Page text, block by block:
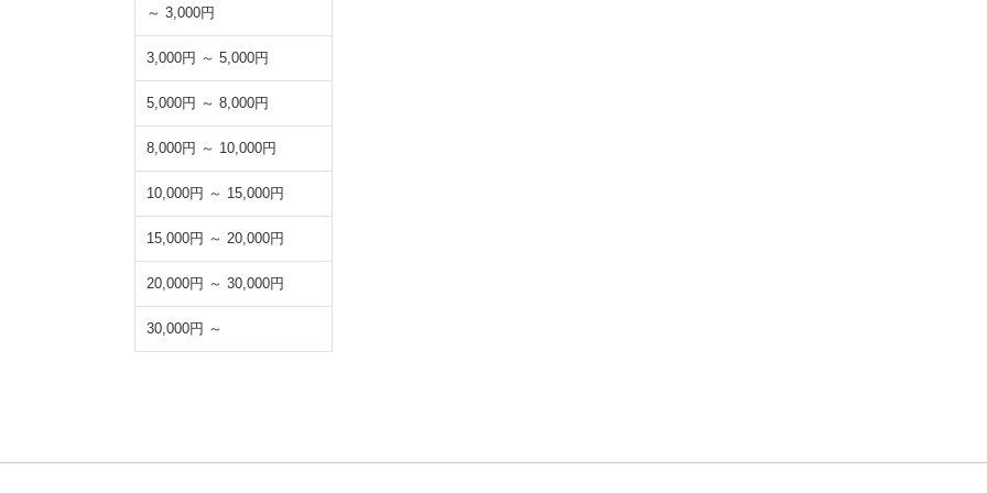
～ 3,000円
3,000円 ～ 5,000円
5,000円 ～ 8,000円
8,000円 ～ 10,000円
10,000円 ～ 15,000円
15,000円 ～ 20,000円
20,000円 ～ 30,000円
30,000円 ～